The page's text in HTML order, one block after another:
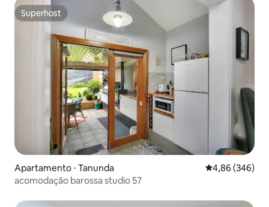
Superhost
Superhost
Apartamento ⋅ Tanunda 4,86 de uma
4,86 (346)
acomodação barossa studio 57